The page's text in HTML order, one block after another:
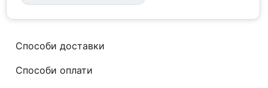
Способи доставки
Способи оплати